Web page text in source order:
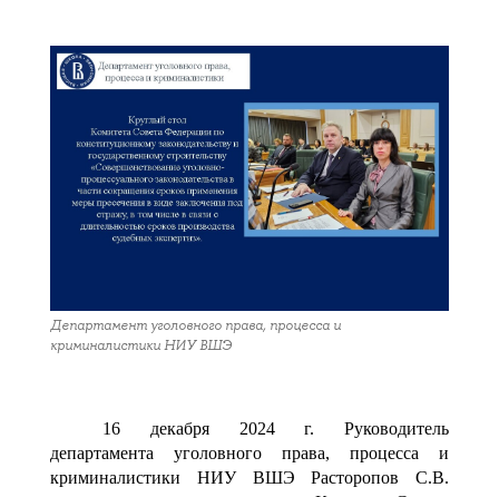
Департамент уголовного права, процесса и
криминалистики НИУ ВШЭ
16 декабря 2024 г. Руководитель
департамента уголовного права, процесса и
криминалистики НИУ ВШЭ Расторопов С.В.